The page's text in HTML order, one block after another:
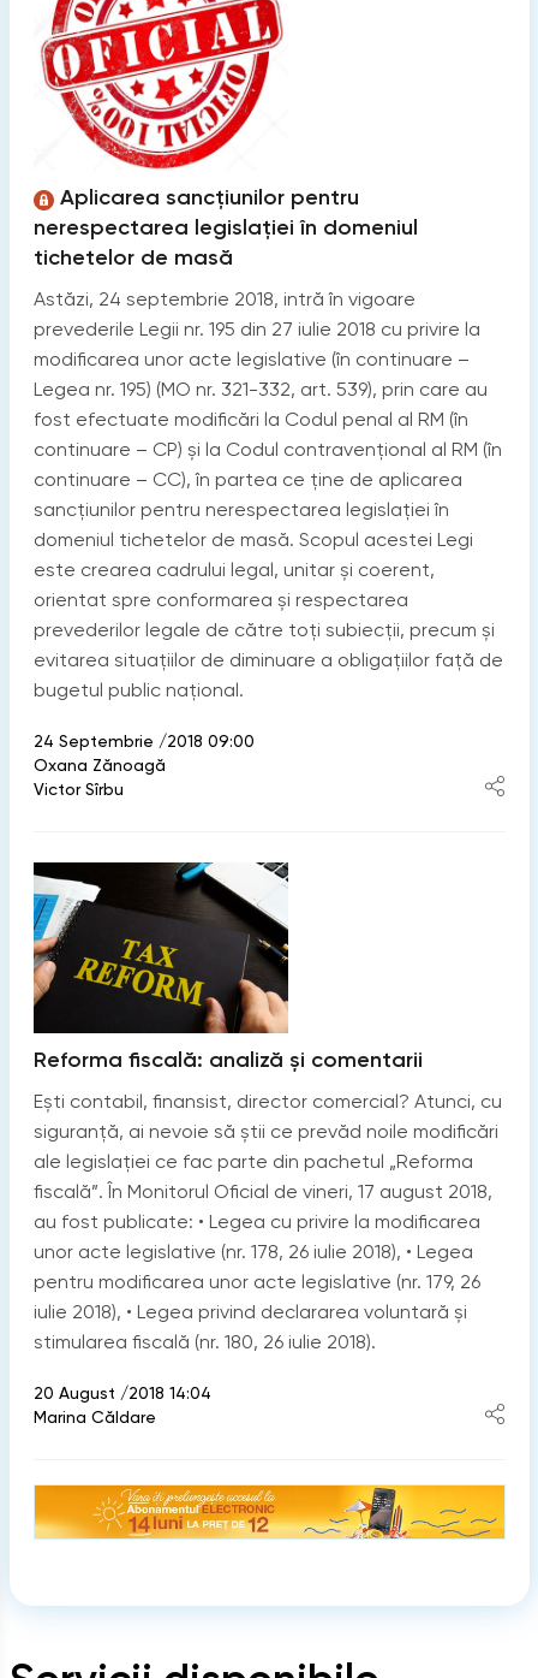
Aplicarea sancțiunilor pentru
nerespectarea legislației în domeniul
tichetelor de masă
Astăzi, 24 septembrie 2018, intră în vigoare
prevederile Legii nr. 195 din 27 iulie 2018 cu privire la
modificarea unor acte legislative (în continuare –
Legea nr. 195) (MO nr. 321-332, art. 539), prin care au
fost efectuate modificări la Codul penal al RM (în
continuare – CP) și la Codul contravenţional al RM (în
continuare – CC), în partea ce ține de aplicarea
sancțiunilor pentru nerespectarea legislației în
domeniul tichetelor de masă. Scopul acestei Legi
este crearea cadrului legal, unitar și coerent,
orientat spre conformarea și respectarea
prevederilor legale de către toți subiecții, precum și
evitarea situațiilor de diminuare a obligațiilor față de
bugetul public național.
24 Septembrie /2018 09:00
Oxana Zănoagă
Victor Sîrbu
Reforma fiscală: analiză și comentarii
Ești contabil, finansist, director comercial? Atunci, cu
siguranță, ai nevoie să știi ce prevăd noile modificări
ale legislației ce fac parte din pachetul „Reforma
fiscală”. În Monitorul Oficial de vineri, 17 august 2018,
au fost publicate: • Legea cu privire la modificarea
unor acte legislative (nr. 178, 26 iulie 2018), • Legea
pentru modificarea unor acte legislative (nr. 179, 26
iulie 2018), • Legea privind declararea voluntară și
stimularea fiscală (nr. 180, 26 iulie 2018).
20 August /2018 14:04
Marina Căldare